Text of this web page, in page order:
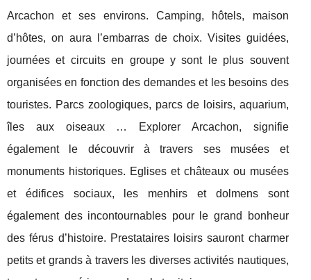
Arcachon et ses environs. Camping, hôtels, maison
d’hôtes, on aura l’embarras de choix. Visites guidées,
journées et circuits en groupe y sont le plus souvent
organisées en fonction des demandes et les besoins des
touristes. Parcs zoologiques, parcs de loisirs, aquarium,
îles aux oiseaux … Explorer Arcachon, signifie
également le découvrir à travers ses musées et
monuments historiques. Eglises et châteaux ou musées
et édifices sociaux, les menhirs et dolmens sont
également des incontournables pour le grand bonheur
des férus d’histoire. Prestataires loisirs sauront charmer
petits et grands à travers les diverses activités nautiques,